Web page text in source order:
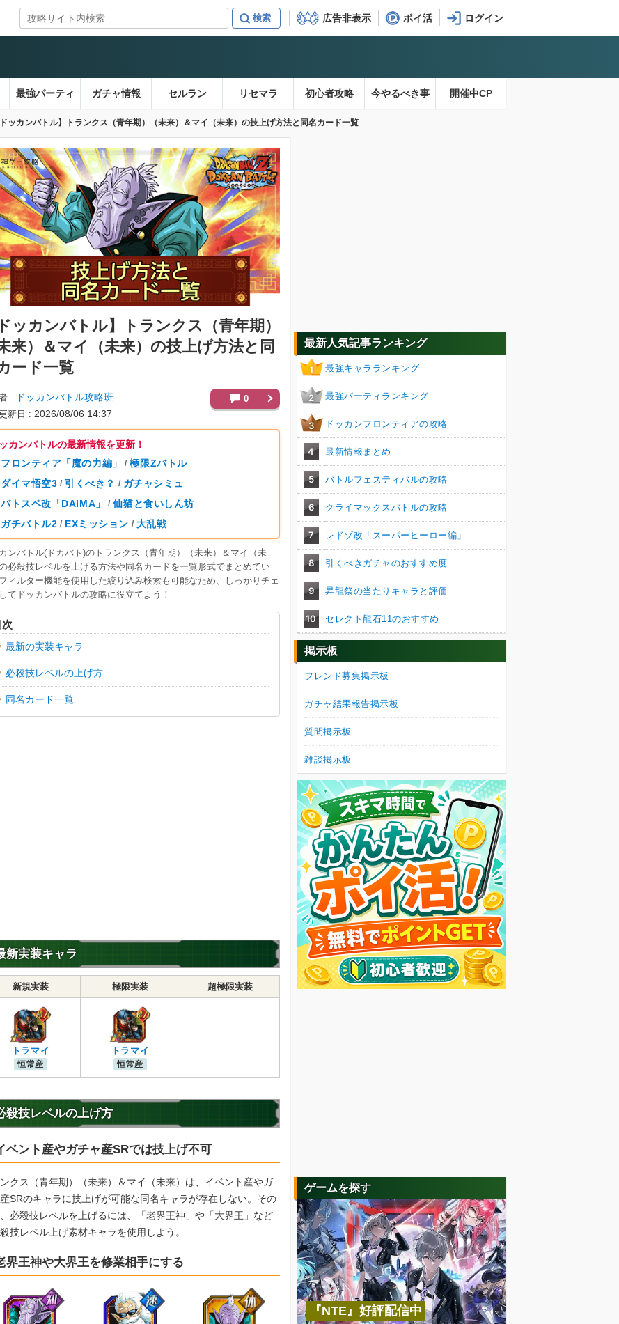
広告非表示 ポイ活
最強パーティ ガチャ情報 セルラン リセマラ 初心者攻略 今やるべき事 開催中CP
ドッカンバトル】トランクス（青年期）（未来）＆マイ（未来）の技上げ方法と同名カード一覧
ドッカンバトル】
トランクス（青年期）
未来）＆マイ（未来）の技上げ方法と同
ード一覧
ドッカンバトル攻略班
新日 2026/08/06 14:37
0
カンバトルの最新情報を更新！
フロンティア「魔の力編」
/ 極限Zバトル
ダイマ悟空3 / 引くべき？ / ガチャシミュ
バトスペ改「DAIMA」
/ 仙猫と食いしん坊
ガチバトル2 / EXミッション / 大乱戦
ンバトル(ドカバト)のトランクス（青年期）（未来）＆マイ（未
必殺技レベルを上げる方法や同名カードを一覧形式でまとめてい
ィルター機能を使用した絞り込み検索も可能なため、しっかりチェ
てドッカンバトルの攻略に役立てよう！
次
最新の実装キャラ
必殺技レベルの上げ方
同名カード一覧
新実装キャラ
新規実装 極限実装 超極限実装
トラマイ
恒常産
トラマイ
恒常産
-
殺技レベルの上げ方
ベント産やガチャ産SRでは技上げ不可
ンクス（青年期）（未来）＆マイ（未来）は、イベント産やガ
SRのキャラに技上げが可能な同名キャラが存在しない。その
必殺技レベルを上げるには、「老界王神」や「大界王」など
技レベル上げ素材キャラを使用しよう。
界王神や大界王を修業相手にする
最新人気記事ランキング
1 最強キャラランキング
2 最強パーティランキング
3 ドッカンフロンティアの攻略
4 最新情報まとめ
5 バトルフェスティバルの攻略
6 クライマックスバトルの攻略
7 レドゾ改「スーパーヒーロー編」
8 引くべきガチャのおすすめ度
9 昇龍祭の当たりキャラと評価
10 セレクト龍石11のおすすめ
掲示板
フレンド募集掲示板
ガチャ結果報告掲示板
質問掲示板
雑談掲示板
ゲームを探す
『NTE』好評配信中